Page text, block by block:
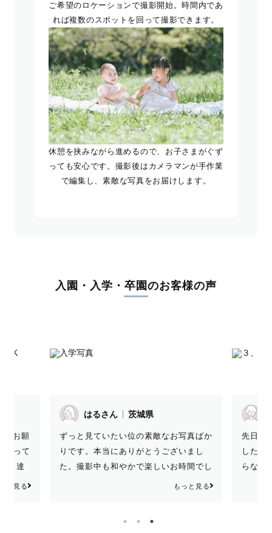
ご希望のロケーションで撮影開始。時間内であ
れば複数のスポットを回って撮影できます。
休憩を挟みながら進めるので、お子さまがぐず
っても安心です。撮影後はカメラマンが手作業
で編集し、素敵な写真をお届けします。
入園・入学・卒園のお客様の声
真ばか
まし
間でし
ななみ
っと見る
M.Tさん 茨城県
先日は息子の撮影で大変お世話になりま
した。 寒くてあまりテンションの上が
らない息子に、まなっぺさんが機転を利
かせ、走っての撮影を提案してくれた
もっと見る
いに
本当
も２